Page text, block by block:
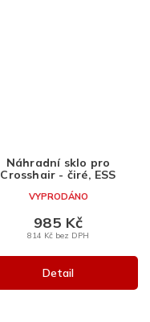
Náhradní sklo pro
Crosshair - čiré, ESS
VYPRODÁNO
814 Kč bez DPH
985 Kč
Detail